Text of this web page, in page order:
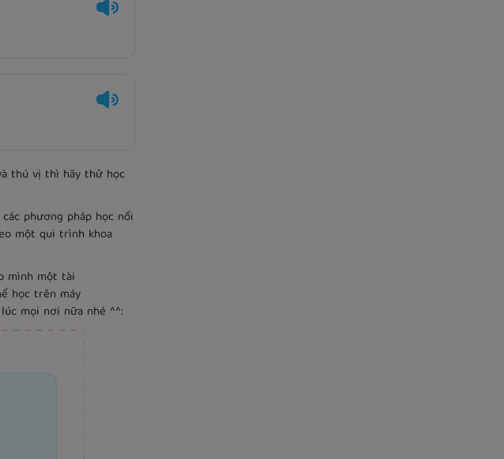
thú vị thì hãy thử học
phương pháp học nổi
một qui trình khoa
mình một tài
học trên máy
mọi nơi nữa nhé ^^: